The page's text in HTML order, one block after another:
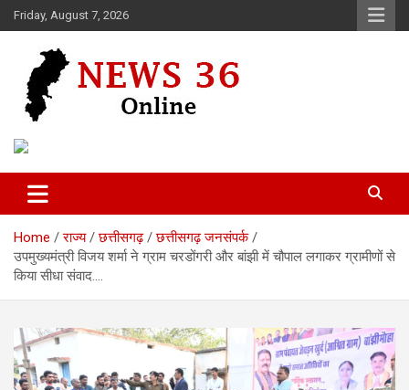
Skip
to
Friday, August 7, 2026
News 36
Home राज्य छत्तीसगढ़
छत्तीसगढ़ जनसंपर्क
उपमुख्यमंत्री विजय शर्मा ने ग्राम चरडोंगरी और बांझी में चौपाल लगाकर ग्रामीणों से
किया सीधा संवाद….